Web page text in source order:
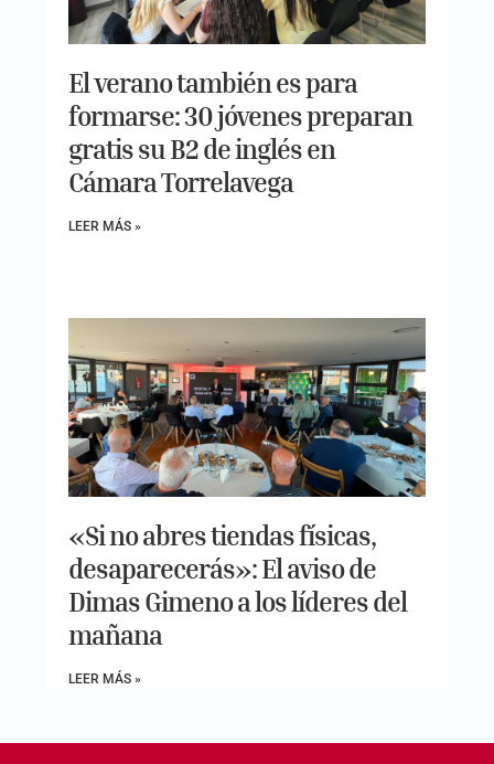
El verano también es para
formarse: 30 jóvenes preparan
gratis su B2 de inglés en
Cámara Torrelavega
LEER MÁS »
«Si no abres tiendas físicas,
desaparecerás»: El aviso de
Dimas Gimeno a los líderes del
mañana
LEER MÁS »